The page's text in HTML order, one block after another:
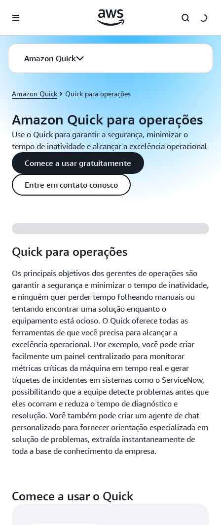
Pular para o conteúdo principal
Amazon Quick
Amazon Quick Quick para operações
Amazon Quick para operações
Use o Quick para garantir a segurança, minimizar o
tempo de inatividade e alcançar a excelência operacional
Comece a usar gratuitamente
Entre em contato conosco
Quick para operações
Os principais objetivos dos gerentes de operações são
garantir a segurança e minimizar o tempo de inatividade,
e ninguém quer perder tempo folheando manuais ou
tentando encontrar uma solução enquanto o
equipamento está ocioso. O Quick oferece todas as
ferramentas de que você precisa para alcançar a
excelência operacional. Por exemplo, você pode criar
facilmente um painel centralizado para monitorar
métricas críticas da máquina em tempo real e gerar
tíquetes de incidentes em sistemas como o ServiceNow,
possibilitando que a equipe detecte problemas antes que
eles ocorram e reduza o tempo de diagnóstico e
resolução. Você também pode criar um agente de chat
personalizado para fornecer orientação especializada em
solução de problemas, extraída instantaneamente de
toda a base de conhecimento da empresa.
Comece a usar o Quick